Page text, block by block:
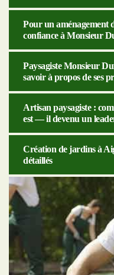
Pour un aménagement
confiance à Monsieur
Paysagiste Monsieur
savoir à propos de ses
Artisan paysagiste :
est — il devenu un
Création de jardins à
détaillés